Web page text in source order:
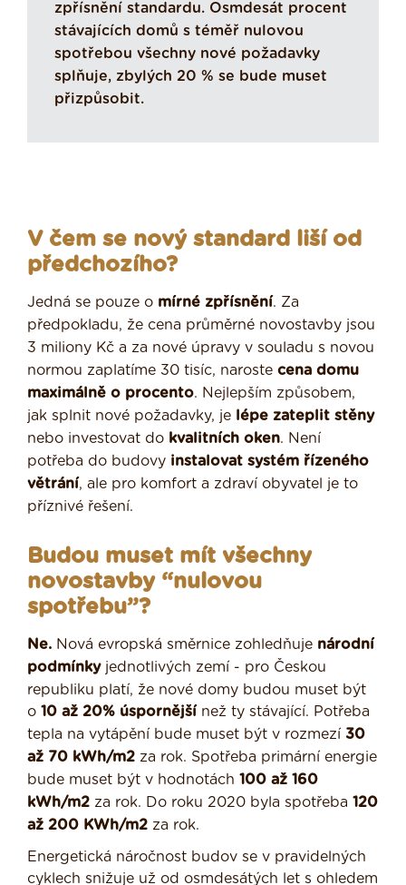
zpřísnění standardu. Osmdesát procent
stávajících domů s téměř nulovou
spotřebou všechny nové požadavky
splňuje, zbylých 20 % se bude muset
přizpůsobit.
V čem se nový standard liší od
předchozího?
Jedná se pouze o mírné zpřísnění. Za
předpokladu, že cena průměrné novostavby jsou
3 miliony Kč a za nové úpravy v souladu s novou
normou zaplatíme 30 tisíc, naroste cena domu
maximálně o procento. Nejlepším způsobem,
jak splnit nové požadavky, je lépe zateplit stěny
nebo investovat do kvalitních oken. Není
potřeba do budovy instalovat systém řízeného
větrání, ale pro komfort a zdraví obyvatel je to
příznivé řešení.
Budou muset mít všechny
novostavby “nulovou
spotřebu”?
Ne. Nová evropská směrnice zohledňuje národní
podmínkyjednotlivých zemí - pro Českou
republiku platí, že nové domy budou muset být
o 10 až 20% úspornější než ty stávající. Potřeba
tepla na vytápění bude muset být v rozmezí 30
až 70 kWh/m2 za rok. Spotřeba primární energie
bude muset být v hodnotách 100 až 160
kWh/m2 za rok. Do roku 2020 byla spotřeba 120
až 200 KWh/m2 za rok.
Energetická náročnost budov se v pravidelných
cyklech snižuje už od osmdesátých let s ohledem